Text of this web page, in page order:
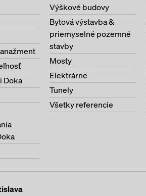
Doka
Výškové budovy
Bytová výstavba &
priemyselné pozemné
stavby
Mosty
Elektrárne
Tunely
Všetky referencie